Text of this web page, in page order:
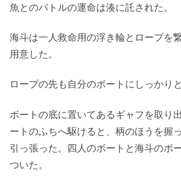
魚とのバトルの運命は湊に託された。
海斗は一人救命用の浮き輪とロープを
用意した。
ロープの先も自分のボートにしっかり
ボートの底に置いてあるギャフを取り
ートのふちへ駆けると、柄のほうを握
引っ張った。四人のボートと海斗のボ
ついた。